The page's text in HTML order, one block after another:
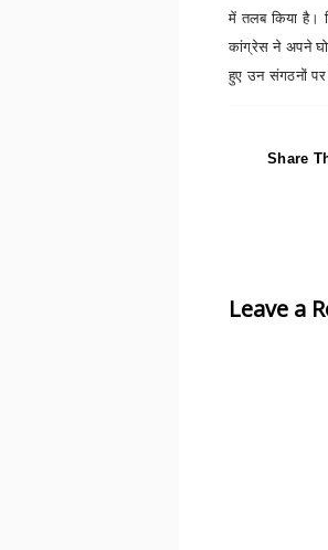
में तलब किया है।
कांग्रेस ने अपने
हुए उन संगठनों पर
Share
Leave a